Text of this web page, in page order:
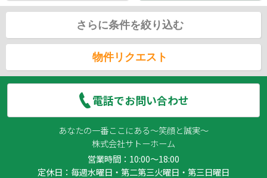
さらに条件を絞り込む
物件リクエスト
電話でお問い合わせ
あなたの一番ここにある～笑顔と誠実～
株式会社サトーホーム
営業時間：10:00～18:00
定休日：毎週水曜日・第二第三火曜日・第三日曜日